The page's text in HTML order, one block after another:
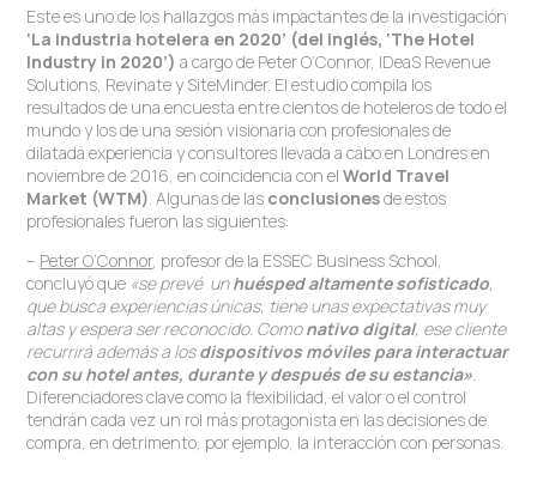
Este es uno de los hallazgos más impactantes de la investigación
‘La industria hotelera en 2020’ (del inglés, ‘The Hotel
Industry in 2020’) a cargo de Peter O’Connor, IDeaS Revenue
Solutions, Revinate y SiteMinder. El estudio compila los
resultados de una encuesta entre cientos de hoteleros de todo el
mundo y los de una sesión visionaria con profesionales de
dilatada experiencia y consultores llevada a cabo en Londres en
noviembre de 2016, en coincidencia con elWorld Travel
Market (WTM). Algunas de las conclusionesde estos
profesionales fueron las siguientes:
– Peter O’Connor, profesor de la ESSEC Business School,
concluyó que «se prevé unhuésped altamente sofisticado,
que busca experiencias únicas, tiene unas expectativas muy
altas y espera ser reconocido. Comonativo digital, ese cliente
recurrirá además a losdispositivos móviles para interactuar
con su hotel antes, durante y después de su estancia».
Diferenciadores clave como la flexibilidad, el valor o el control
tendrán cada vez un rol más protagonista en las decisiones de
compra, en detrimento, por ejemplo, la interacción con personas.